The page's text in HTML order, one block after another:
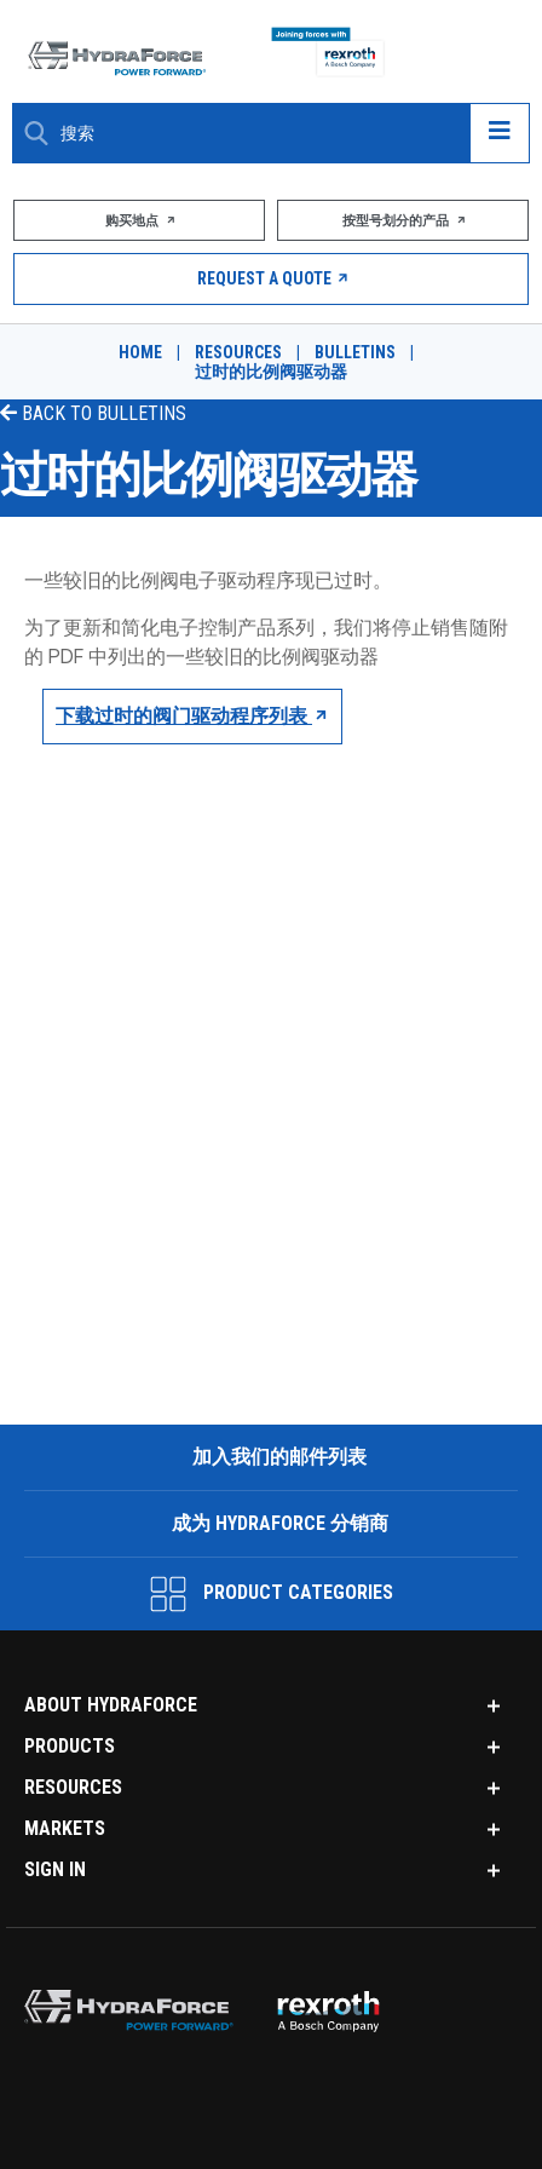
大约关于
市场
DESIGN TOOLS
按型号划分的产品
购买地点 按型号划分的产品
REQUEST A QUOTE
HOME RESOURCES BULLETINS
过时的比例阀驱动器
BACK TO BULLETINS
过时的比例阀驱动器
一些较旧的比例阀电子驱动程序现已过时。
为了更新和简化电子控制产品系列，我们将停止销售随附
的 PDF 中列出的一些较旧的比例阀驱动器
下载过时的阀门驱动程序列表
加入我们的邮件列表
成为 HYDRAFORCE 分销商
PRODUCT CATEGORIES
ABOUT HYDRAFORCE
PRODUCTS
RESOURCES
MARKETS
SIGN IN